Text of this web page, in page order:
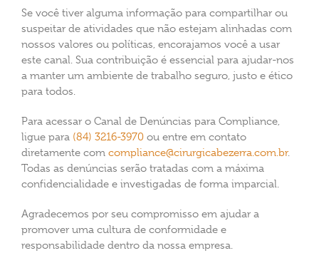
Se você tiver alguma informação para compartilhar ou
suspeitar de atividades que não estejam alinhadas com
nossos valores ou políticas, encorajamos você a usar
este canal. Sua contribuição é essencial para ajudar-nos
a manter um ambiente de trabalho seguro, justo e ético
para todos.
Para acessar o Canal de Denúncias para Compliance,
ligue para (84) 3216-3970ou entre em contato
diretamente com compliance@cirurgicabezerra.com.br.
Todas as denúncias serão tratadas com a máxima
confidencialidade e investigadas de forma imparcial.
Agradecemos por seu compromisso em ajudar a
promover uma cultura de conformidade e
responsabilidade dentro da nossa empresa.